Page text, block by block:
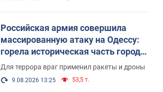
Российская армия совершила
массированную атаку на Одессу:
горела историческая часть города,
есть пострадавшие. Фото и видео
Для террора враг применил ракеты и дроны
9.08.2026 13:25 53,5 т.